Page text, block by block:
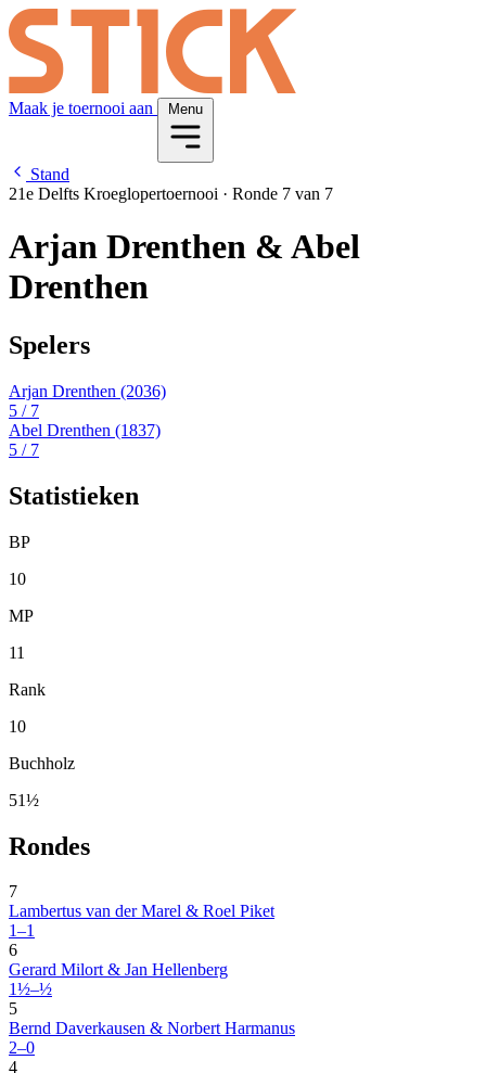
Maak je toernooi aan Menu
Stand
21e Delfts Kroeglopertoernooi · Ronde 7 van 7
Arjan Drenthen & Abel
Drenthen
Spelers
Arjan Drenthen (2036)
5 / 7
Abel Drenthen (1837)
5 / 7
Statistieken
BP
10
MP
11
Rank
10
Buchholz
51½
Rondes
7
Lambertus van der Marel & Roel Piket
1–1
6
Gerard Milort & Jan Hellenberg
1½–½
5
Bernd Daverkausen & Norbert Harmanus
2–0
4